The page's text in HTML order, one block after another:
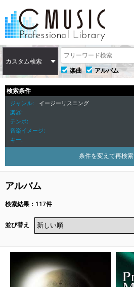
カスタム検索
楽曲
アルバム
検索条件
ジャンル
イージーリスニング
楽器
テンポ
音楽イメージ
キー
条件を変えて再検索
アルバム
検索結果：117件
並び替え